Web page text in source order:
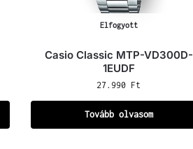
Elfogyott
Casio Classic MTP-VD300D-
1EUDF
27.990 Ft
Tovább olvasom